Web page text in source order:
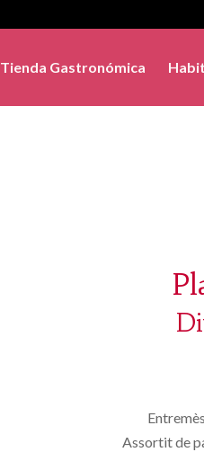
Tienda Gastronómica
Assortit de